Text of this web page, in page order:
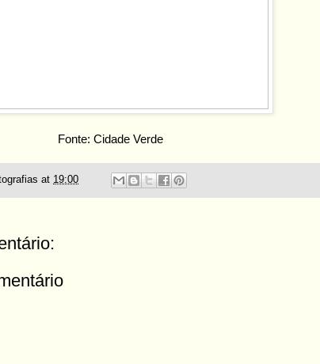
Fonte: Cidade Verde
at 19:00